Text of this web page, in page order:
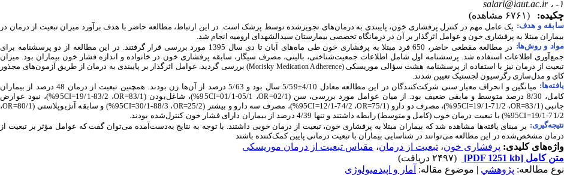
۱- ،
salari@iaut.ac.ir
چکیده:
(۶۷۶۱ مشاهده)
سابقه و هدف: یک عامل مهم در کنترل پرفشاری خون، پایبندی به درمان‌های تجویزشده توسط پزشک است. در این ارتباط، مطالعه حاضر با هدف برآورد میزان تبعیت از درمان در
بیماران مبتلا به پرفشاری خون و عوامل اثرگذار بر آن در درمانگاه تخصصی بیمارستان سیدالشهدای ارومیه انجام شد.
مواد و روش‌‌ها:
در مطالعه مقطعی حاضر، 650 فرد مبتلا به پرفشاری خون طی ماه‌های آبان تا دی سال 1395 مورد بررسی قرار گرفتند. در این مطالعه از دو پرسشنامه برای
جمع‌آوری اطلاعات استفاده شد. پرسشنامه اول شامل اطلاعات جمعیت‌شناختی، بالینی، مصرف سیگار، سابقه پرفشاری خون در خانواده و اندازه فشار خون بیماران بود. میزان
تبعیت از درمان نیز با استفاده از پرسشنامه هشت سؤالی موریسکی (Morisky Medication Adherence) بررسی گردید. عوامل اثرگذار بر پایبندی به درمان از طریق آزمون‌های مجذور
کای و مدل‌سازی رگرسیون لجستیک تعیین شدند.
یافته‌ها: میانگین و انحراف معیار سنی شرکت‌کنندگان در این مطالعه معادل 4/10 ±
5/59 سال بود و 5/63 درصد از آن‌ها زن بودند. همچنین تبعیت از درمان 48 درصد از بیماران
کامل، 8/30 درصد متوسط و مابقی ضعیف بود. از میان عوامل مورد بررسی، سن (02/1=
OR، 05/1-01/1= CI95%)، شاغل‌بودن (83/1= OR، 83/2-19/1= CI
95%)، نبود عوارض
جانبی (83/1=
OR، 71/2-19/1= CI95%)، مصرف دو دارو (75/1= OR، 74/2-12/1= CI95%)، مصرف سه دارو و بیشتر (25/2= OR، 88/3-30/1= CI95%) و سابقه آنژیوپلاستی (80/1= OR،
71/2-19/1=
CI95%) با تبعیت درمان خوب (کامل و متوسط) رابطه داشتند و تنها 4/39 درصد از بیماران دارای فشار خون کنترل‌شده بودند.
نتیجه‌گیری: بر مبنای یافته‌ها مشاهده شد که بیماران مبتلا به پرفشاری خون، تبعیت از درمان خوبی داشتند. با توجه به نتایج به‌دست‌آمده می‌توان گفت که عوامل مؤثر بر تبعیت از
درمان مشخص‌شده در این مطالعه می‌توانند در شناسایی بیماران با تبعیت درمانی پایین کمک‌کننده باشند
واژه‌های کلیدی: پرفشاری خون، تبعیت از درمان، مقیاس تبعیت از درمان موریسکی
متن کامل [PDF 1251 kb]
(۲۴۹۷ دریافت)
نوع مطالعه: پژوهشي | موضوع مقاله: آمار و اپیدمیولوژی